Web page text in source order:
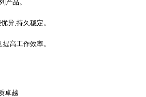
产品。
异,持久稳定。
高工作效率。
卓越